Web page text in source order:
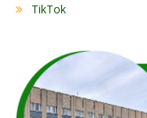
TikTok